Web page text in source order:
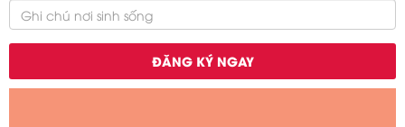
ĐĂNG KÝ NGAY